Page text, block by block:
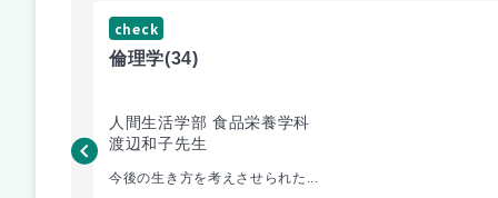
check
倫理学(34)
人間生活学部 食品栄養学科
渡辺和子先生
今後の生き方を考えさせられた...